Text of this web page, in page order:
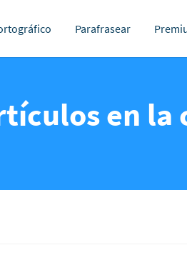
Parafrasear
en la